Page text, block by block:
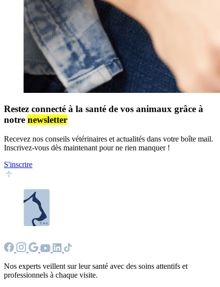
Restez connecté à la santé de vos animaux grâce à
notre newsletter
Recevez nos conseils vétérinaires et actualités dans votre boîte mail.
Inscrivez-vous dès maintenant pour ne rien manquer !
S'inscrire
Nos experts veillent sur leur santé avec des soins attentifs et
professionnels à chaque visite.